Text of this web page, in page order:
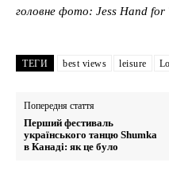
головне фото: Jess Hand for
ТЕГИ best views leisure
Попередня стаття
Перший фестиваль
українського танцю Shumka
в Канаді: як це було